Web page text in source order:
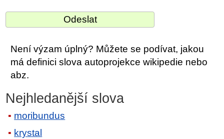
Není výzam úplný? Můžete se podívat, jakou
má definici slova autoprojekce wikipedie nebo
abz.
Nejhledanější slova
moribundus
krystal